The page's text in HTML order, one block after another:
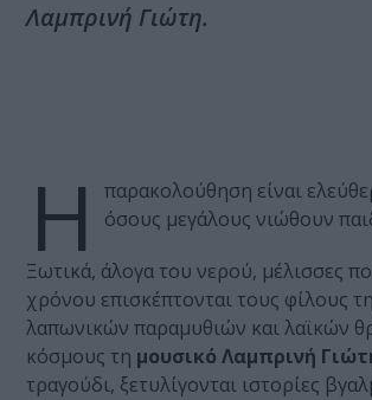
Λαμπρινή Γιώτη.
Η
παρακολούθηση είναι
όσους μεγάλους νιώθουν
Ξωτικά, άλογα του νερού, μέλισσες
χρόνου επισκέπτονται τους φίλους
λαπωνικών παραμυθιών και λαϊκών
κόσμους τη μουσικό Λαμπρινή
τραγούδι, ξετυλίγονται ιστορίες